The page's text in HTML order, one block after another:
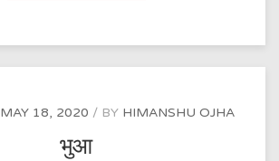
MAY 18, 2020 BY HIMANSHU OJHA
भुआ